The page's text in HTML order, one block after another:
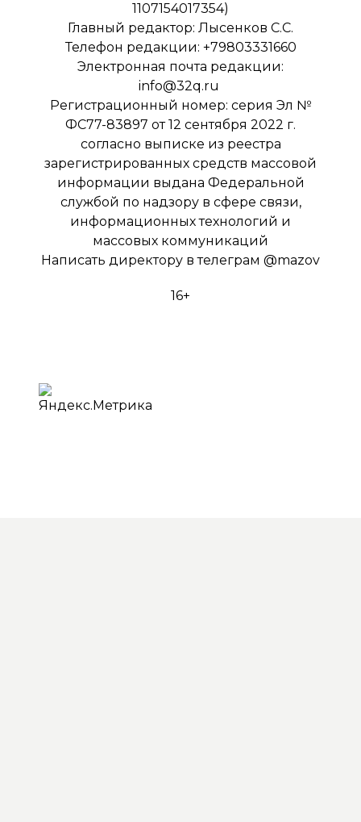
1107154017354)
Главный редактор: Лысенков С.С.
Телефон редакции: +79803331660
Электронная почта редакции:
info@32q.ru
Регистрационный номер: серия Эл №
ФС77-83897 от 12 сентября 2022 г.
согласно выписке из реестра
зарегистрированных средств массовой
информации выдана Федеральной
службой по надзору в сфере связи,
информационных технологий и
массовых коммуникаций
Написать директору в телеграм @mazov
16+